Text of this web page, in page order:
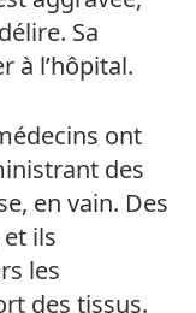
Sa
à l’hôpital.
ont
des
en vain. Des
ils
les
des tissus.